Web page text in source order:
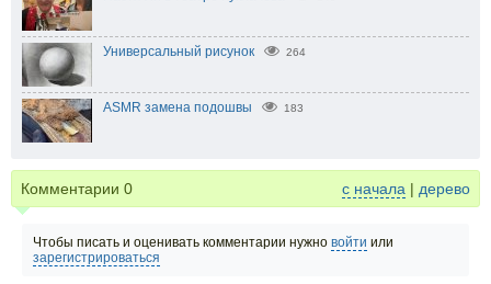
Универсальный рисунок 264
ASMR замена подошвы 183
Комментарии 0 с начала | дерево
Чтобы писать и оценивать комментарии нужно войти или
зарегистрироваться